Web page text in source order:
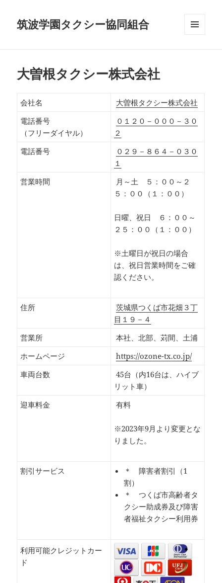
筑波学園タクシー協同組合
大曽根タクシー株式会社
会社名
大曽根タクシー株式会社
電話番号
（フリーダイヤル）
０１２０－０００－３０
２
電話番号
０２９－８６４－０３０
１
営業時間
月～土 ５：００～２
５：００（１：００）
日曜、祝日 ６：００～
２５：００（１：００）
※土曜日が祝日の場合
は、祝日営業時間をご確
認ください。
住所
茨城県つくば市花畑３丁
目１９－４
営業所
本社、北部、苅間、土浦
ホームページ
https://ozone-tx.co.jp/
車両台数
45台（内16台は、ハイブ
リット車）
迎車料金
有料
※2023年9月より変更とな
りました。
割引サービス
＊ 障害者割引（1
割）
＊ つくば市高齢者タ
クシー助成券及び障害
者福祉タクシー利用券
利用可能クレジットカー
ド